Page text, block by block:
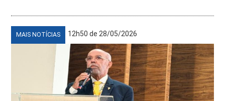
MAIS NOTÍCIAS 12h50 de 28/05/2026